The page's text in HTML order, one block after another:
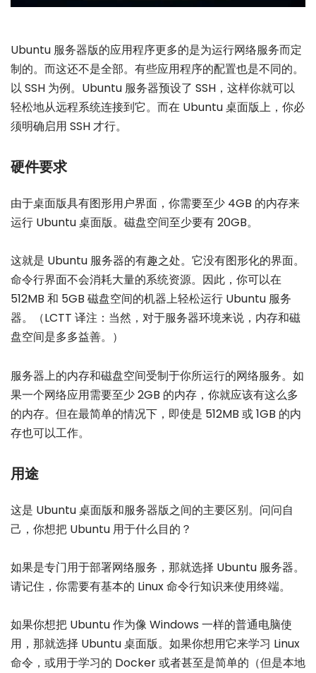
Ubuntu 服务器版的应用程序更多的是为运行网络服务而定
制的。而这还不是全部。有些应用程序的配置也是不同的。
以 SSH 为例。Ubuntu 服务器预设了 SSH，这样你就可以
轻松地从远程系统连接到它。而在 Ubuntu 桌面版上，你必
须明确启用 SSH 才行。
硬件要求
由于桌面版具有图形用户界面，你需要至少 4GB 的内存来
运行 Ubuntu 桌面版。磁盘空间至少要有 20GB。
这就是 Ubuntu 服务器的有趣之处。它没有图形化的界面。
命令行界面不会消耗大量的系统资源。因此，你可以在
512MB 和 5GB 磁盘空间的机器上轻松运行 Ubuntu 服务
器。（LCTT 译注：当然，对于服务器环境来说，内存和磁
盘空间是多多益善。）
服务器上的内存和磁盘空间受制于你所运行的网络服务。如
果一个网络应用需要至少 2GB 的内存，你就应该有这么多
的内存。但在最简单的情况下，即使是 512MB 或 1GB 的内
存也可以工作。
用途
这是 Ubuntu 桌面版和服务器版之间的主要区别。问问自
己，你想把 Ubuntu 用于什么目的？
如果是专门用于部署网络服务，那就选择 Ubuntu 服务器。
请记住，你需要有基本的 Linux 命令行知识来使用终端。
如果你想把 Ubuntu 作为像 Windows 一样的普通电脑使
用，那就选择 Ubuntu 桌面版。如果你想用它来学习 Linux
命令，或用于学习的 Docker 或者甚至是简单的（但是本地